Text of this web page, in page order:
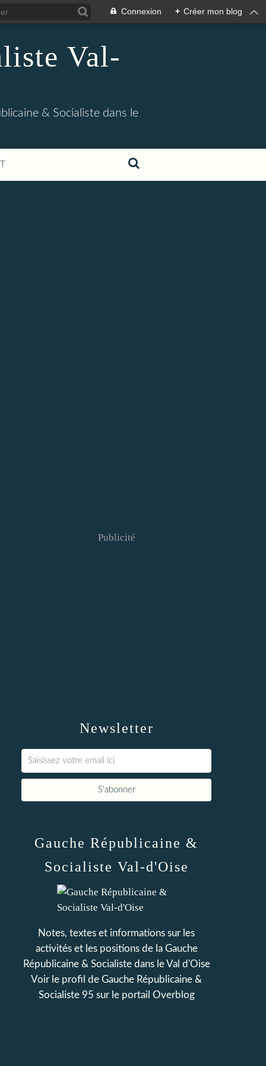
Connexion + Créer mon blog
Val-
& Socialiste dans le
Newsletter
Publicité
Gauche Républicaine &
Socialiste Val-d'Oise
Notes, textes et informations sur les
activités et les positions de la Gauche
Républicaine & Socialiste dans le Val d'Oise
Voir le profil de Gauche Républicaine &
Socialiste 95 sur le portail Overblog